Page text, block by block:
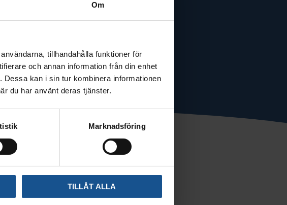
Om
tillhandahålla funktioner för
och annan information från din enhet
kan i sin tur kombinera informationen
du har använt deras tjänster.
Marknadsföring
TILLÅT ALLA